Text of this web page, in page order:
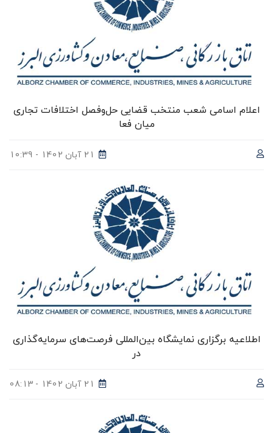
اعلام اسامی شعب منتخب قضایی حل‌و‌فصل اختلافات تجاری
میان فعا
21 آبان 1402 - 10:39
اطلاعیه برگزاری نمایشگاه بین‌المللی فرصت‌های سرمایه‌گذاری
در
21 آبان 1402 - 08:13